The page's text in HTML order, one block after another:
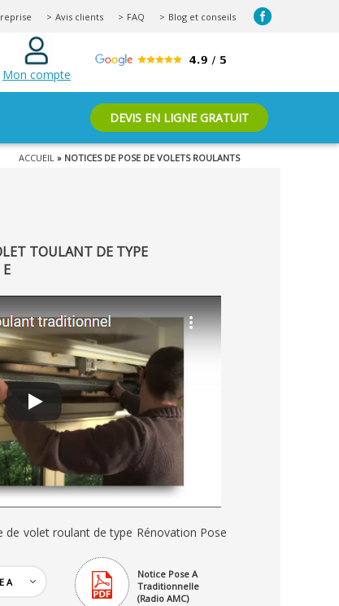
Avis clients FAQ Blog et conseils
Mon compte
DEVIS EN LIGNE GRATUIT
ACCUEIL » NOTICES DE POSE DE VOLETS ROULANTS
TOULANT DE TYPE
de volet roulant de type Rénovation Pose
Notice Pose A
Traditionnelle
(Radio AMC)